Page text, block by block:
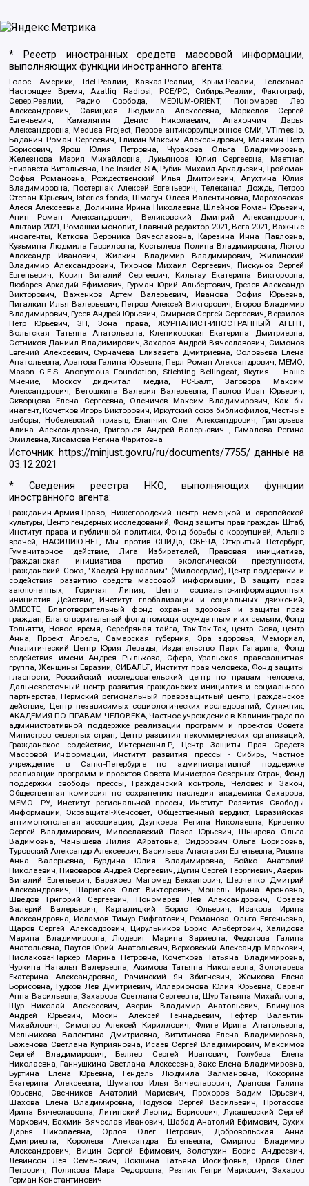
* Реестр иностранных средств массовой информации,
выполняющих функции иностранного агента:
Голос Америки, Idel.Реалии, Кавказ.Реалии, Крым.Реалии, Телеканал
Настоящее Время, Azatliq Radiosi, PCE/PC, Сибирь.Реалии, Фактограф,
Север.Реалии, Радио Свобода, MEDIUM-ORIENT, Пономарев Лев
Александрович, Савицкая Людмила Алексеевна, Маркелов Сергей
Евгеньевич, Камалягин Денис Николаевич, Апахончич Дарья
Александровна, Medusa Project, Первое антикоррупционное СМИ, VTimes.io,
Баданин Роман Сергеевич, Гликин Максим Александрович, Маняхин Петр
Борисович, Ярош Юлия Петровна, Чуракова Ольга Владимировна,
Железнова Мария Михайловна, Лукьянова Юлия Сергеевна, Маетная
Елизавета Витальевна, The Insider SIA, Рубин Михаил Аркадьевич, Гройсман
Софья Романовна, Рождественский Илья Дмитриевич, Апухтина Юлия
Владимировна, Постернак Алексей Евгеньевич, Телеканал Дождь, Петров
Степан Юрьевич, Istories fonds, Шмагун Олеся Валентиновна, Мароховская
Алеся Алексеевна, Долинина Ирина Николаевна, Шлейнов Роман Юрьевич,
Анин Роман Александрович, Великовский Дмитрий Александрович,
Альтаир 2021, Ромашки монолит, Главный редактор 2021, Вега 2021, Важные
иноагенты, Каткова Вероника Вячеславовна, Карезина Инна Павловна,
Кузьмина Людмила Гавриловна, Костылева Полина Владимировна, Лютов
Александр Иванович, Жилкин Владимир Владимирович, Жилинский
Владимир Александрович, Тихонов Михаил Сергеевич, Пискунов Сергей
Евгеньевич, Ковин Виталий Сергеевич, Кильтау Екатерина Викторовна,
Любарев Аркадий Ефимович, Гурман Юрий Альбертович, Грезев Александр
Викторович, Важенков Артем Валерьевич, Иванова София Юрьевна,
Пигалкин Илья Валерьевич, Петров Алексей Викторович, Егоров Владимир
Владимирович, Гусев Андрей Юрьевич, Смирнов Сергей Сергеевич, Верзилов
Петр Юрьевич, ЗП, Зона права, ЖУРНАЛИСТ-ИНОСТРАННЫЙ АГЕНТ,
Вольтская Татьяна Анатольевна, Клепиковская Екатерина Дмитриевна,
Сотников Даниил Владимирович, Захаров Андрей Вячеславович, Симонов
Евгений Алексеевич, Сурначева Елизавета Дмитриевна, Соловьева Елена
Анатольевна, Арапова Галина Юрьевна, Перл Роман Александрович, МЕМО,
Mason G.E.S. Anonymous Foundation, Stichting Bellingcat, Якутия – Наше
Мнение, Москоу диджитал медиа, РС-Балт, Заговора Максим
Александрович, Ветошкина Валерия Валерьевна, Павлов Иван Юрьевич,
Скворцова Елена Сергеевна, Оленичев Максим Владимирович, Как бы
инагент, Кочетков Игорь Викторович, Иркутский союз библиофилов, Честные
выборы, Нобелевский призыв, Еланчик Олег Александрович, Григорьева
Алина Александровна, Григорьев Андрей Валерьевич , Гималова Регина
Эмилевна, Хисамова Регина Фаритовна
Источник: https://minjust.gov.ru/ru/documents/7755/ данные на
03.12.2021
* Сведения реестра НКО, выполняющих функции
иностранного агента:
Гражданин.Армия.Право, Нижегородский центр немецкой и европейской
культуры, Центр гендерных исследований, Фонд защиты прав граждан Штаб,
Институт права и публичной политики, Фонд борьбы с коррупцией, Альянс
врачей, НАСИЛИЮ.НЕТ, Мы против СПИДа, СВЕЧА, Открытый Петербург,
Гуманитарное действие, Лига Избирателей, Правовая инициатива,
Гражданская инициатива против экологической преступности,
Гражданский Союз, "Хасдей Ерушалаим" (Милосердие), Центр поддержки и
содействия развитию средств массовой информации, В защиту прав
заключенных, Горячая Линия, Центр социально-информационных
инициатив Действие, Институт глобализации и социальных движений,
ВМЕСТЕ, Благотворительный фонд охраны здоровья и защиты прав
граждан, Благотворительный фонд помощи осужденным и их семьям, Фонд
Тольятти, Новое время, Серебряная тайга, Так-Так-Так, центр Сова, центр
Анна, Проект Апрель, Самарская губерния, Эра здоровья, Мемориал,
Аналитический Центр Юрия Левады, Издательство Парк Гагарина, Фонд
содействия имени Андрея Рылькова, Сфера, Уральская правозащитная
группа, Женщины Евразии, СИБАЛЬТ, Институт прав человека, Фонд защиты
гласности, Российский исследовательский центр по правам человека,
Дальневосточный центр развития гражданских инициатив и социального
партнерства, Пермский региональный правозащитный центр, Гражданское
действие, Центр независимых социологических исследований, Сутяжник,
АКАДЕМИЯ ПО ПРАВАМ ЧЕЛОВЕКА, Частное учреждение в Калининграде по
административной поддержке реализации программ и проектов Совета
Министров северных стран, Центр развития некоммерческих организаций,
Гражданское содействие, Интернешнл-Р, Центр Защиты Прав Средств
Массовой Информации, Институт развития прессы - Сибирь, Частное
учреждение в Санкт-Петербурге по административной поддержке
реализации программ и проектов Совета Министров Северных Стран, Фонд
поддержки свободы прессы, Гражданский контроль, Человек и Закон,
Общественная комиссия по сохранению наследия академика Сахарова,
МЕМО. РУ, Институт региональной прессы, Институт Развития Свободы
Информации, Экозащита!-Женсовет, Общественный вердикт, Евразийская
антимонопольная ассоциация, Дзугкоева Регина Николаевна, Кривенко
Сергей Владимирович, Милославский Павел Юрьевич, Шнырова Ольга
Вадимовна, Чанышева Лилия Айратовна, Сидорович Ольга Борисовна,
Туровский Александр Алексеевич, Васильева Анастасия Евгеньевна, Ривина
Анна Валерьевна, Бурдина Юлия Владимировна, Бойко Анатолий
Николаевич, Пивоваров Андрей Сергеевич, Дугин Сергей Георгиевич, Аверин
Виталий Евгеньевич, Барахоев Магомед Бекханович, Шевченко Дмитрий
Александрович, Шарипков Олег Викторович, Мошель Ирина Ароновна,
Шведов Григорий Сергеевич, Пономарев Лев Александрович, Созаев
Валерий Валерьевич, Каргалицкий Борис Юльевич, Исакова Ирина
Александровна, Исламов Тимур Рифгатович, Романова Ольга Евгеньевна,
Щаров Сергей Алексадрович, Цирульников Борис Альбертович, Халидова
Марина Владимировна, Людевиг Марина Зариевна, Федотова Галина
Анатольевна, Паутов Юрий Анатольевич, Верховский Александр Маркович,
Пислакова-Паркер Марина Петровна, Кочеткова Татьяна Владимировна,
Чуркина Наталья Валерьевна, Акимова Татьяна Николаевна, Золотарева
Екатерина Александровна, Рачинский Ян Збигневич, Жемкова Елена
Борисовна, Гудков Лев Дмитриевич, Илларионова Юлия Юрьевна, Саранг
Анна Васильевна, Захарова Светлана Сергеевна, Щур Татьяна Михайловна,
Щур Николай Алексеевич, Аверин Владимир Анатольевич, Блинушов
Андрей Юрьевич, Мосин Алексей Геннадьевич, Гефтер Валентин
Михайлович, Симонов Алексей Кириллович, Флиге Ирина Анатольевна,
Мельникова Валентина Дмитриевна, Вититинова Елена Владимировна,
Баженова Светлана Куприяновна, Исаев Сергей Владимирович, Максимов
Сергей Владимирович, Беляев Сергей Иванович, Голубева Елена
Николаевна, Ганнушкина Светлана Алексеевна, Закс Елена Владимировна,
Буртина Елена Юрьевна, Гендель Людмила Залмановна, Кокорина
Екатерина Алексеевна, Шуманов Илья Вячеславович, Арапова Галина
Юрьевна, Свечников Анатолий Мариевич, Прохоров Вадим Юрьевич,
Шахова Елена Владимировна, Подузов Сергей Васильевич, Протасова
Ирина Вячеславовна, Литинский Леонид Борисович, Лукашевский Сергей
Маркович, Бахмин Вячеслав Иванович, Шабад Анатолий Ефимович, Сухих
Дарья Николаевна, Орлов Олег Петрович, Добровольская Анна
Дмитриевна, Королева Александра Евгеньевна, Смирнов Владимир
Александрович, Вицин Сергей Ефимович, Золотухин Борис Андреевич,
Левинсон Лев Семенович, Локшина Татьяна Иосифовна, Орлов Олег
Петрович, Полякова Мара Федоровна, Резник Генри Маркович, Захаров
Герман Константинович